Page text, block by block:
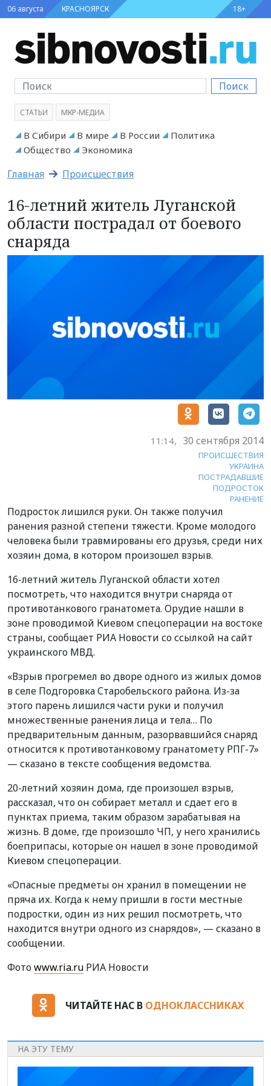
06 августа КРАСНОЯРСК 18+
Поиск
СТАТЬИ МКР-МЕДИА
В Сибири В мире В России
Политика
Общество
Экономика
Главная Происшествия
16-летний житель Луганской
области пострадал от боевого
снаряда
11:14, 30 сентября 2014
ПРОИСШЕСТВИЯ
УКРАИНА
ПОСТРАДАВШИЕ
ПОДРОСТОК
РАНЕНИЕ
Подросток лишился руки. Он также получил
ранения разной степени тяжести. Кроме молодого
человека были травмированы его друзья, среди них
хозяин дома, в котором произошел взрыв.
16-летний житель Луганской области хотел
посмотреть, что находится внутри снаряда от
противотанкового гранатомета. Орудие нашли в
зоне проводимой Киевом спецоперации на востоке
страны, сообщает РИА Новости со ссылкой на сайт
украинского МВД.
«Взрыв прогремел во дворе одного из жилых домов
в селе Подгоровка Старобельского района. Из-за
этого парень лишился части руки и получил
множественные ранения лица и тела… По
предварительным данным, разорвавшийся снаряд
относится к противотанковому гранатомету РПГ-7»
— сказано в тексте сообщения ведомства.
20-летний хозяин дома, где произошел взрыв,
рассказал, что он собирает металл и сдает его в
пунктах приема, таким образом зарабатывая на
жизнь. В доме, где произошло ЧП, у него хранились
боеприпасы, которые он нашел в зоне проводимой
Киевом спецоперации.
«Опасные предметы он хранил в помещении не
пряча их. Когда к нему пришли в гости местные
подростки, один из них решил посмотреть, что
находится внутри одного из снарядов», — сказано в
сообщении.
Фотоwww.ria.ru РИА Новости
ЧИТАЙТЕ НАС В ОДНОКЛАССНИКАХ
НА ЭТУ ТЕМУ